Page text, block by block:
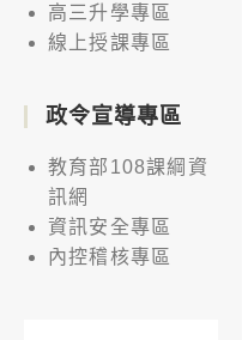
高三升學專區
線上授課專區
政令宣導專區
教育部108課綱資
訊網
資訊安全專區
內控稽核專區